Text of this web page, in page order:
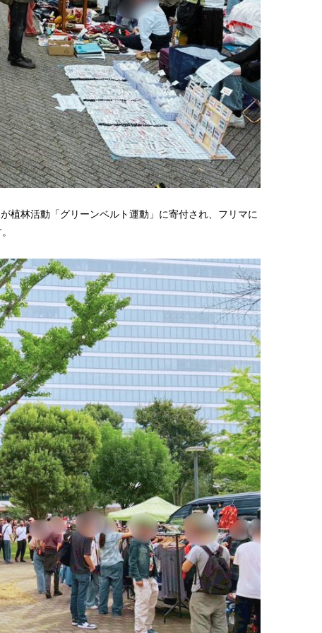
植林活動「グリーンベルト運動」に寄付され、フリマに